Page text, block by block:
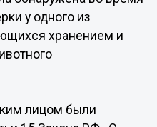
у одного из
хранением и
лицом были